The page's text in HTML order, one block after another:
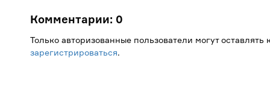
Комментарии: 0
Только авторизованные пользователи могут
зарегистрироваться.